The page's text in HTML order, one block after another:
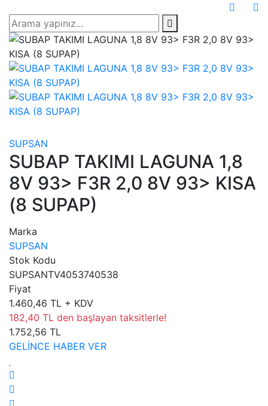
SUPSAN
SUBAP TAKIMI LAGUNA 1,8
8V 93> F3R 2,0 8V 93> KISA
(8 SUPAP)
Marka
SUPSAN
Stok Kodu
SUPSANTV4053740538
Fiyat
1.460,46 TL + KDV
182,40 TL den başlayan taksitlerle!
1.752,56 TL
GELİNCE HABER VER